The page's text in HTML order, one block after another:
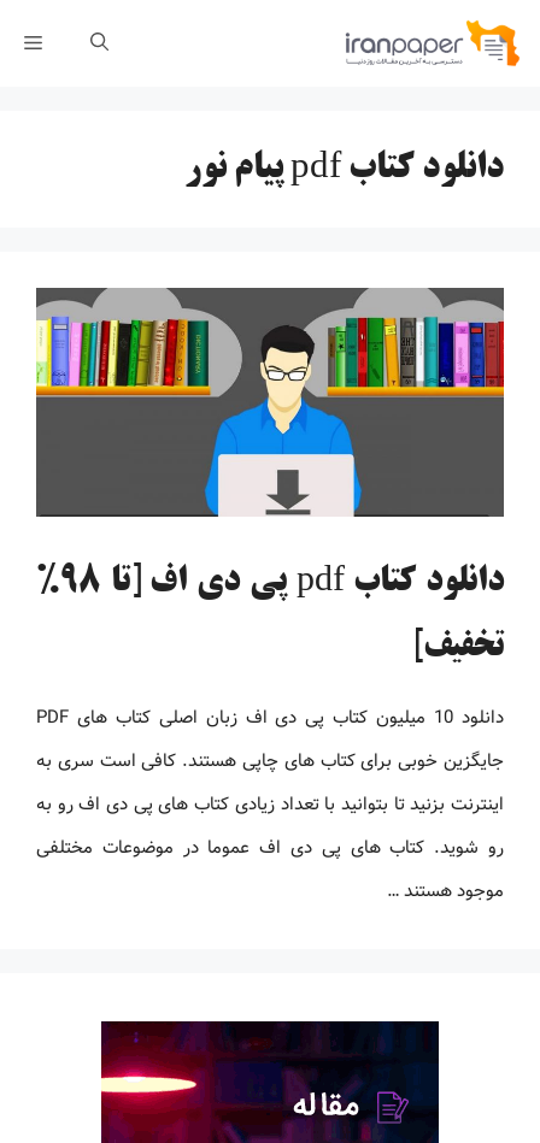
پرش
دانلود کتاب pdf پیام نور
دانلود کتاب pdf پی دی اف [تا 98%
تخفیف]
دانلود 10 میلیون کتاب پی دی اف زبان اصلی کتاب های PDF
جایگزین خوبی برای کتاب های چاپی هستند. کافی است سری به
اینترنت بزنید تا بتوانید با تعداد زیادی کتاب های پی دی اف رو به
رو شوید. کتاب های پی دی اف عموما در موضوعات مختلفی
موجود هستند …